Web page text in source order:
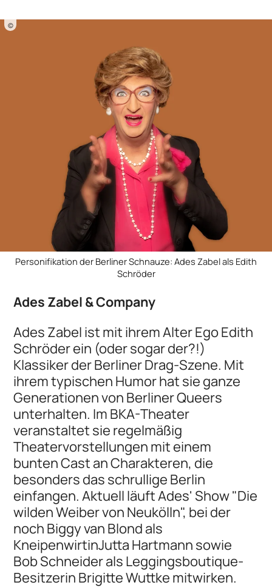
©
Personifikation der Berliner Schnauze: Ades Zabel als Edith
Schröder
Ades Zabel & Company
Ades Zabel ist mit ihrem Alter Ego Edith
Schröder ein (oder sogar der?!)
Klassiker der Berliner Drag-Szene. Mit
ihrem typischen Humor hat sie ganze
Generationen von Berliner Queers
unterhalten. Im BKA-Theater
veranstaltet sie regelmäßig
Theatervorstellungen mit einem
bunten Cast an Charakteren, die
besonders das schrullige Berlin
einfangen. Aktuell läuft Ades' Show "Die
wilden Weiber von Neukölln", bei der
noch Biggy van Blond als
KneipenwirtinJutta Hartmann sowie
Bob Schneider als Leggingsboutique-
Besitzerin Brigitte Wuttke mitwirken.